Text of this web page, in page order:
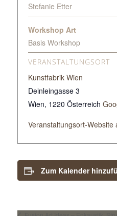
VERANSTALTUNGSORT
Kunstfabrik Wien
Deinleingasse 3
Wien, 1220 Österreich
Veranstaltungsort-Website
Stefanie Etter
Workshop Art
Basis Workshop
Zum Kalender